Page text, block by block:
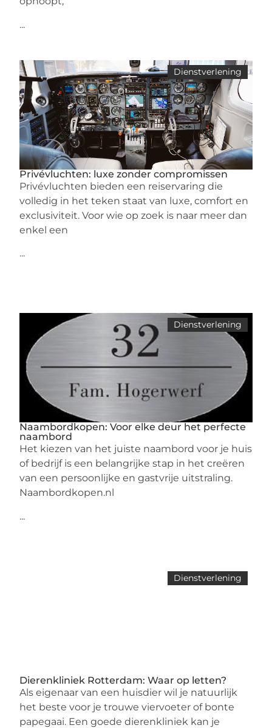
...
Dienstverlening
Privévluchten: luxe zonder compromissen
Privévluchten bieden een reiservaring die
volledig in het teken staat van luxe, comfort en
exclusiviteit. Voor wie op zoek is naar meer dan
enkel een
...
Dienstverlening
Naambordkopen: Voor elke deur het perfecte
naambord
Het kiezen van het juiste naambord voor je huis
of bedrijf is een belangrijke stap in het creëren
van een persoonlijke en gastvrije uitstraling.
Naambordkopen.nl
...
Dienstverlening
Dierenkliniek Rotterdam: Waar op letten?
Als eigenaar van een huisdier wil je natuurlijk
het beste voor je trouwe viervoeter of bonte
papegaai. Een goede dierenkliniek kan je